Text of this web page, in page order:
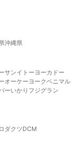
沖縄県
サンイトーヨーカドー
オーケー ヨークベニマル
ーいかり フジグラン
ダクツDCM